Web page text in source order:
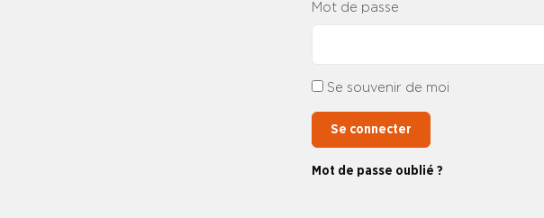
Mot de passe
Se souvenir de moi
Se connecter
Mot de passe oublié ?